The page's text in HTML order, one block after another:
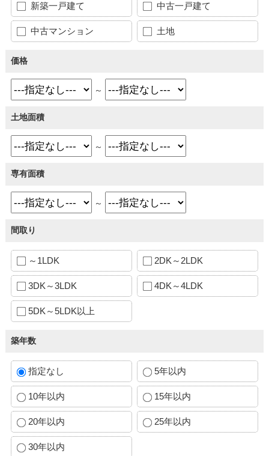
新築一戸建て 中古一戸建て
中古マンション 土地
価格
～
土地面積
～
専有面積
～
間取り
～1LDK 2DK～2LDK
3DK～3LDK 4DK～4LDK
5DK～5LDK以上
築年数
指定なし 5年以内
10年以内 15年以内
20年以内 25年以内
30年以内